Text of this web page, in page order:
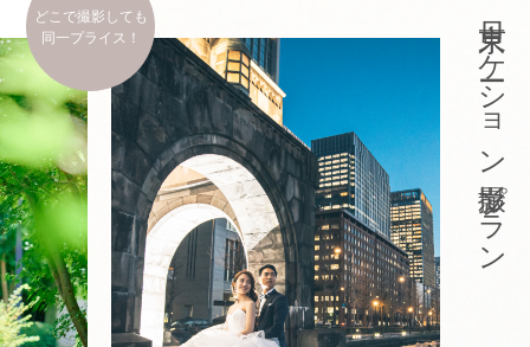
どこで撮影しても
同一プライス！
東京ロケーション撮影プラン